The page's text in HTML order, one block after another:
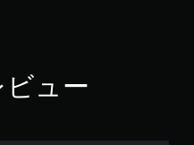
ュー